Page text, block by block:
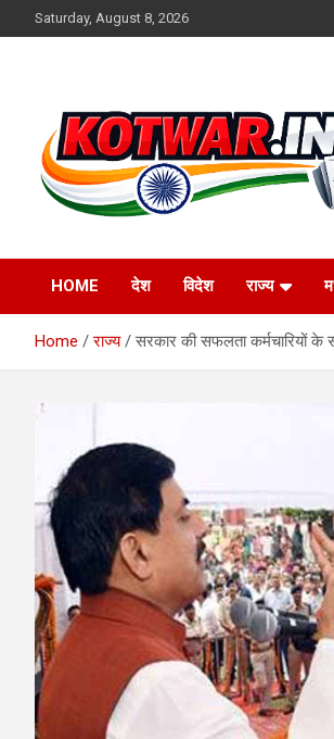
to
Saturday, August 8, 2026
kotwar.in
HOME देश विदेश राज्य
Home राज्य सरकार की सफलता कर्मचारियों के